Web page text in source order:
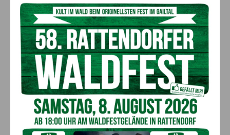
Das Programm
World Cup Courchevel (FRA):
Freitag, 13. Dezember 2024
17 :00 Opening Ceremony
Samstag, 14. Dezember 2024 – Sprint-Rennen
09 :00 Qualifikation Frauen – 9 :30 (TBC) Qualifikation Herren
10 :05 Heat Frauen – 10 :40 Heat Herren
11:16 Semi-Finale Frauen – 11:32 Semi-Finale Herren
12 :00 Finale Frauen – 12 :10 Finale Herren